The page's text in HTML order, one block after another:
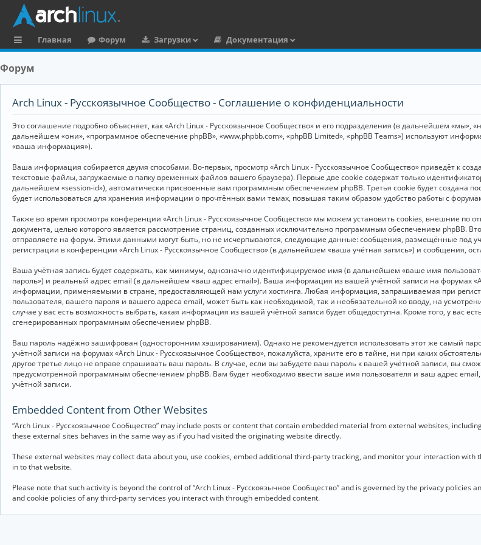
ы
и
Главная Форум Загрузки
Документация
Форум
Arch Linux - Русскоязычное Сообщество - Соглашение о конфиденциальности
Это соглашение подробно объясняет, как «Arch Linux - Русскоязычное Сообщество» и его подразделения (в дальнейшем «мы»,
дальнейшем «они», «программное обеспечение phpBB», «www.phpbb.com», «phpBB Limited», «phpBB Teams») используют
«ваша информация»).
Ваша информация собирается двумя способами. Во-первых, просмотр «Arch Linux - Русскоязычное Сообщество» приведёт к
текстовые файлы, загружаемые в папку временных файлов вашего браузера). Первые две cookie содержат только
дальнейшем «session-id»), автоматически присвоенные вам программным обеспечением phpBB. Третья cookie будет создана
будет использоваться для хранения информации о прочтённых вами темах, повышая таким образом удобство работы с
Также во время просмотра конференции «Arch Linux - Русскоязычное Сообщество» мы можем установить cookies, внешние по
документа, целью которого является рассмотрение страниц, созданных исключительно программным обеспечением
отправляете на форум. Этими данными могут быть, но не исчерпываются, следующие данные: сообщения, размещённые под
регистрации в конференции «Arch Linux - Русскоязычное Сообщество» (в дальнейшем «ваша учётная запись») и сообщения,
Ваша учётная запись будет содержать, как минимум, однозначно идентифицируемое имя (в дальнейшем «ваше имя
пароль») и реальный адрес email (в дальнейшем «ваш адрес email»). Ваша информация из вашей учётной записи на форумах
информации, применяемыми в стране, предоставляющей нам услуги хостинга. Любая информация, запрашиваемая при
пользователя, вашего пароля и вашего адреса email, может быть как необходимой, так и необязательной ко вводу, на
случае у вас есть возможность выбрать, какая информация из вашей учётной записи будет общедоступна. Кроме того, у вас
сгенерированных программным обеспечением phpBB.
Ваш пароль надёжно зашифрован (односторонним хэшированием). Однако не рекомендуется использовать этот же самый
учётной записи на форумах «Arch Linux - Русскоязычное Сообщество», пожалуйста, храните его в тайне, ни при каких
другое третье лицо не вправе спрашивать ваш пароль. В случае, если вы забудете ваш пароль к вашей учётной записи, вы
предусмотренной программным обеспечением phpBB. Вам будет необходимо ввести ваше имя пользователя и ваш адрес
учётной записи.
Embedded Content from Other Websites
“Arch Linux - Русскоязычное Сообщество” may include posts or content that contain embedded material from external websites,
these external sites behaves in the same way as if you had visited the originating website directly.
These external websites may collect data about you, use cookies, embed additional third-party tracking, and monitor your interaction
in to that website.
Please note that such activity is beyond the control of “Arch Linux - Русскоязычное Сообщество” and is governed by the privacy
and cookie policies of any third-party services you interact with through embedded content.